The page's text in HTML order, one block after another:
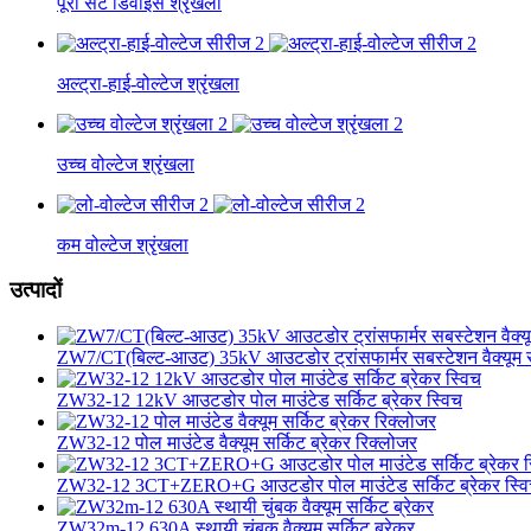
अल्ट्रा-हाई-वोल्टेज श्रृंखला
उच्च वोल्टेज श्रृंखला
कम वोल्टेज श्रृंखला
उत्पादों
ZW7/CT(बिल्ट-आउट) 35kV आउटडोर ट्रांसफार्मर सबस्टेशन वैक्यूम
ZW32-12 12kV आउटडोर पोल माउंटेड सर्किट ब्रेकर स्विच
ZW32-12 पोल माउंटेड वैक्यूम सर्किट ब्रेकर रिक्लोजर
ZW32-12 3CT+ZERO+G आउटडोर पोल माउंटेड सर्किट ब्रेकर